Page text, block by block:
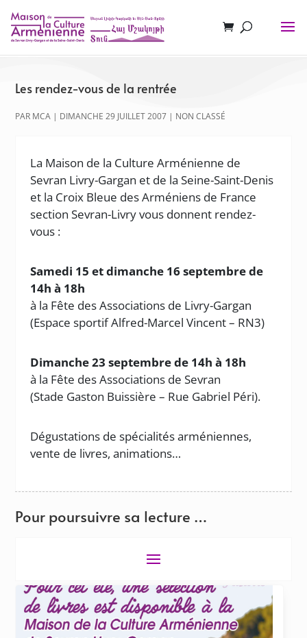
Les rendez-vous de la rentrée
PAR MCA | DIMANCHE 29 JUILLET 2007 | NON CLASSÉ
La Maison de la Culture Arménienne de
Sevran Livry-Gargan et de la Seine-Saint-Denis
et la Croix Bleue des Arméniens de France
section Sevran-Livry vous donnent rendez-
vous :
Samedi 15 et dimanche 16 septembre de
14h à 18h
à la Fête des Associations de Livry-Gargan
(Espace sportif Alfred-Marcel Vincent – RN3)
Dimanche 23 septembre de 14h à 18h
à la Fête des Associations de Sevran
(Stade Gaston Buissière – Rue Gabriel Péri).
Dégustations de spécialités arméniennes,
vente de livres, animations…
Pour poursuivre sa lecture …